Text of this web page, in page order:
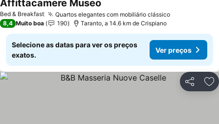
Bed & Breakfast Quartos elegantes com mobiliário clássico
Affittacamere Museo
8,4 Muito boa 190 Taranto, a 14.6 km de Crispiano
Selecione as datas para ver os preços
exatos.
Ver preços
Partilhar